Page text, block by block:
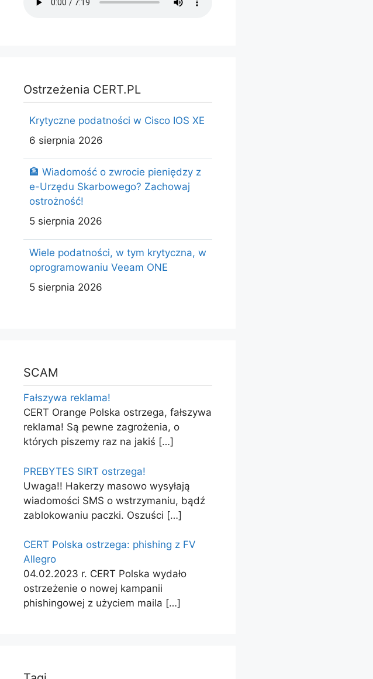
Ostrzeżenia CERT.PL
Krytyczne podatności w Cisco IOS XE
6 sierpnia 2026
🏦 Wiadomość o zwrocie pieniędzy z
e-Urzędu Skarbowego? Zachowaj
ostrożność!
5 sierpnia 2026
Wiele podatności, w tym krytyczna, w
oprogramowaniu Veeam ONE
5 sierpnia 2026
SCAM
Fałszywa reklama!
CERT Orange Polska ostrzega, fałszywa
reklama! Są pewne zagrożenia, o
których piszemy raz na jakiś […]
PREBYTES SIRT ostrzega!
Uwaga!! Hakerzy masowo wysyłają
wiadomości SMS o wstrzymaniu, bądź
zablokowaniu paczki. Oszuści […]
CERT Polska ostrzega: phishing z FV
Allegro
04.02.2023 r. CERT Polska wydało
ostrzeżenie o nowej kampanii
phishingowej z użyciem maila […]